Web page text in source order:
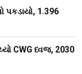
C
પકડાયો, 1.396
CWG ધ્વજ, 2030